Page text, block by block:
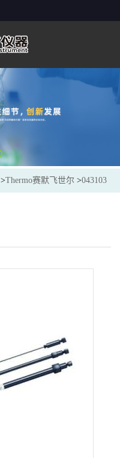
>Thermo赛默飞世尔 >043103